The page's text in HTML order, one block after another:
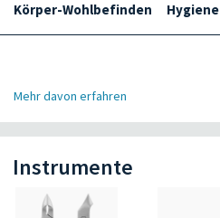
Körper-Wohlbefinden Hygiene
Mehr davon erfahren
Instrumente